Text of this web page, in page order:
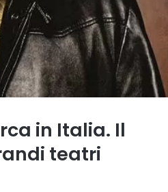
in Italia. Il
teatri